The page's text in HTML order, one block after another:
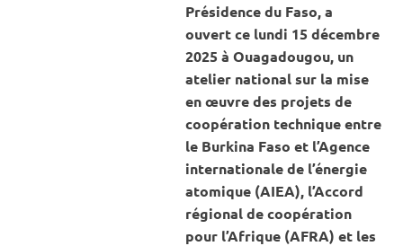
Présidence du Faso, a
ouvert ce lundi 15 décembre
2025 à Ouagadougou, un
atelier national sur la mise
en œuvre des projets de
coopération technique entre
le Burkina Faso et l’Agence
internationale de l’énergie
atomique (AIEA), l’Accord
régional de coopération
pour l’Afrique (AFRA) et les